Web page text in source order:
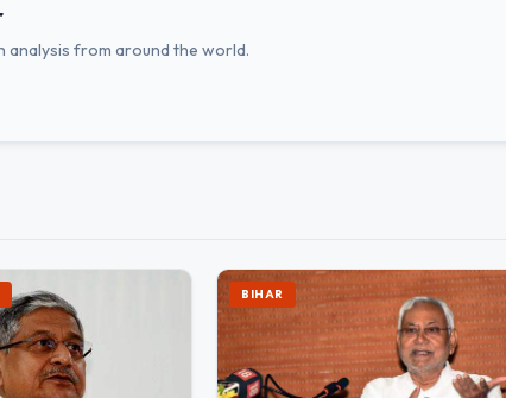
analysis from around the world.
BIHAR